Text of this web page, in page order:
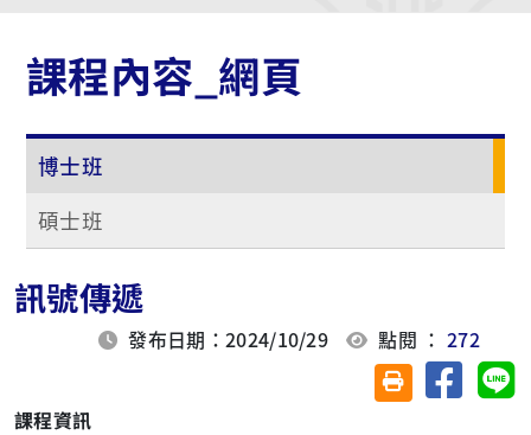
課程內容_網頁
博士班
碩士班
訊號傳遞
發布日期：2024/10/29 點閱 ：272
友善列印(另開視
分享至
課程資訊